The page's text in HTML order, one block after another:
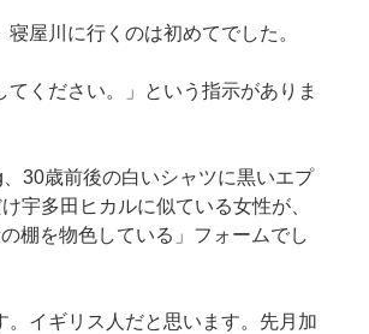
屋川に行くのは初めてでした。
ください。」という指示がありま
30歳前後の白いシャツに黒いエプ
宇多田ヒカルに似ている女性が、
棚を物色している」フォームでし
イギリス人だと思います。先月加